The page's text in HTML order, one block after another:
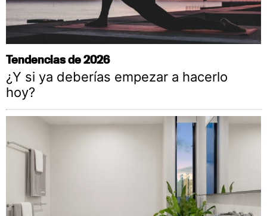
Tendencias de 2026
¿Y si ya deberías empezar a hacerlo
hoy?